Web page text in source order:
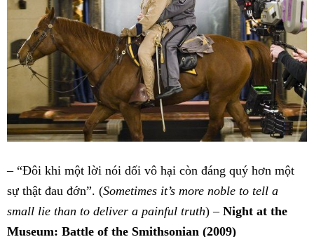
– “Đôi khi một lời nói dối vô hại còn đáng quý hơn một
sự thật đau đớn”. (Sometimes it’s more noble to tell a
small lie than to deliver a painful truth) – Night at the
Museum: Battle of the Smithsonian (2009)